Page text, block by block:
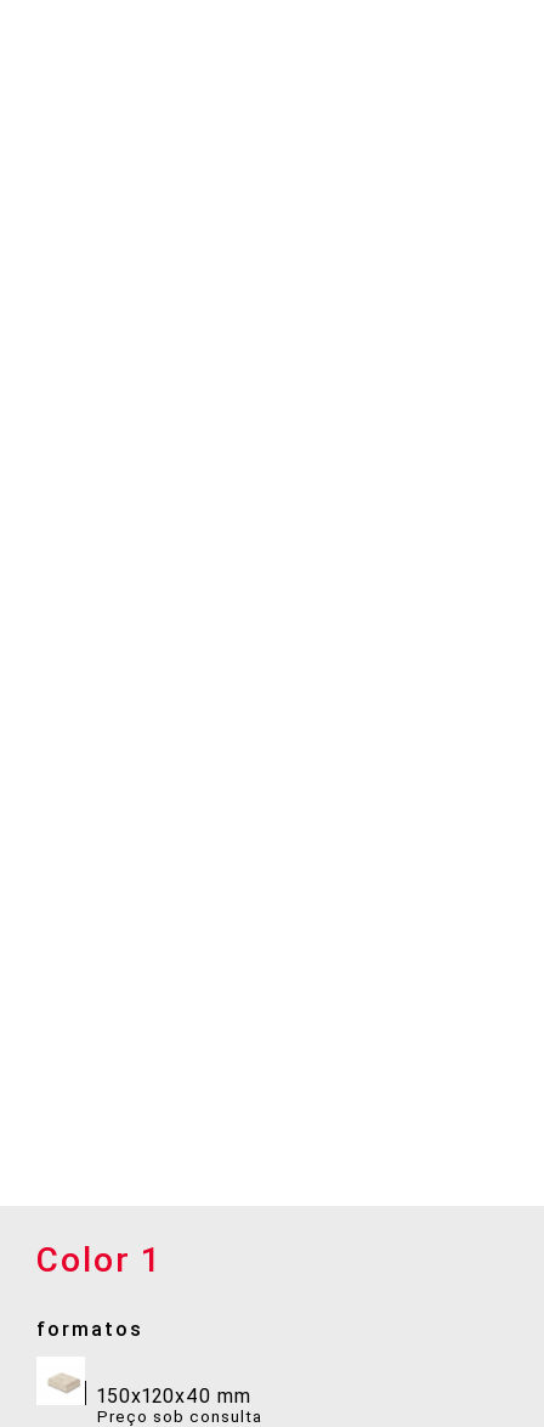
Color 1
formatos
150x120x40 mm
Preço sob consulta
Color 0
formatos
150x120x40 mm
Preço sob consulta
Color 4
formatos
150x120x40 mm
Preço sob consulta